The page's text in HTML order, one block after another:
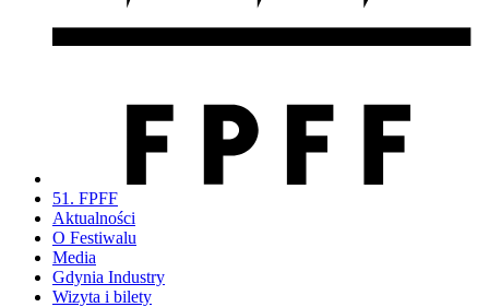
51. FPFF
Aktualności
O Festiwalu
Media
Gdynia Industry
Wizyta i bilety